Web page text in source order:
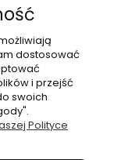
dostosować
i przejść
swoich
Polityce